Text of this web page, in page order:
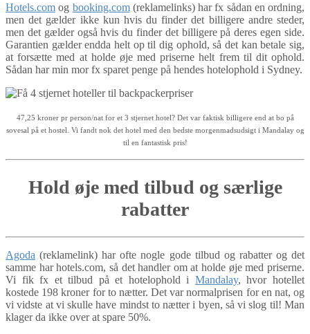
Hotels.com og booking.com(reklamelinks) har fx sådan en ordning,
men det gælder ikke kun hvis du finder det billigere andre steder,
men det gælder også hvis du finder det billigere på deres egen side.
Garantien gælder endda helt op til dig ophold, så det kan betale sig,
at forsætte med at holde øje med priserne helt frem til dit ophold.
Sådan har min mor fx sparet penge på hendes hotelophold i Sydney.
47,25 kroner pr person/nat for et 3 stjernet hotel? Det var faktisk billigere end at bo på
sovesal på et hostel. Vi fandt nok det hotel med den bedste morgenmadsudsigt i Mandalay og
til en fantastisk pris!
Hold øje med tilbud og særlige
rabatter
Agoda (reklamelink) har ofte nogle gode tilbud og rabatter og det
samme har hotels.com, så det handler om at holde øje med priserne.
Vi fik fx et tilbud på et hotelophold i Mandalay, hvor hotellet
kostede 198 kroner for to nætter. Det var normalprisen for en nat, og
vi vidste at vi skulle have mindst to nætter i byen, så vi slog til! Man
klager da ikke over at spare 50%.